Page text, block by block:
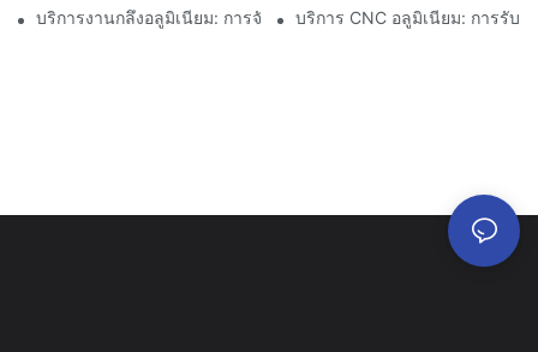
บริการงานกลึงอลูมิเนียม: การจัดการโครงการที่ครอบคลุม
บริการ CNC อลูมิเนียม: การรับ